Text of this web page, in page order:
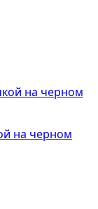
на черном